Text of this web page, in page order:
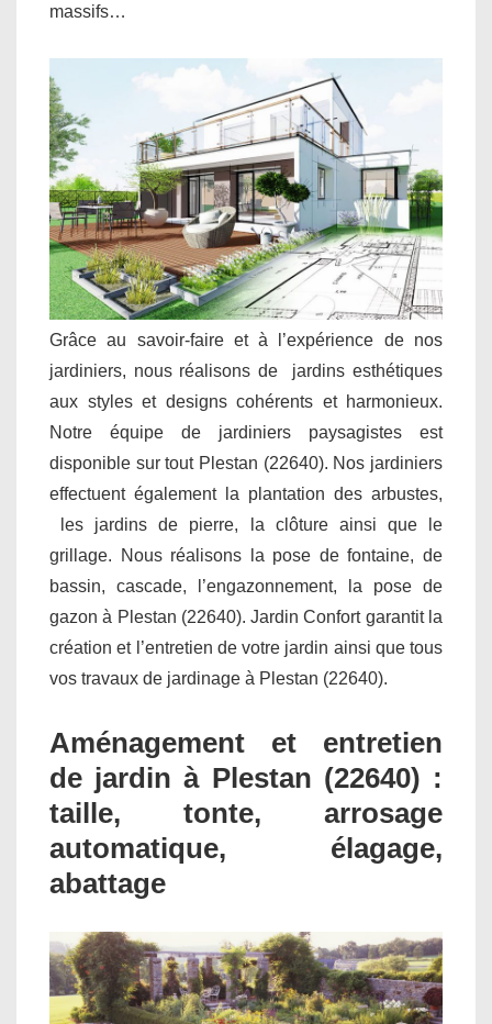
massifs…
Grâce au savoir-faire et à l’expérience de nos
jardiniers, nous réalisons de jardins esthétiques
aux styles et designs cohérents et harmonieux.
Notre équipe de jardiniers paysagistes est
disponible sur tout Plestan (22640). Nos jardiniers
effectuent également la plantation des arbustes,
les jardins de pierre, la clôture ainsi que le
grillage. Nous réalisons la pose de fontaine, de
bassin, cascade, l’engazonnement, la pose de
gazon à Plestan (22640). Jardin Confort garantit la
création et l’entretien de votre jardin ainsi que tous
vos travaux de jardinage à Plestan (22640).
Aménagement et entretien
de jardin à Plestan (22640) :
taille, tonte, arrosage
automatique, élagage,
abattage